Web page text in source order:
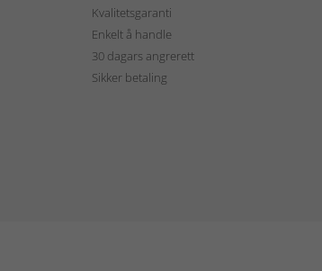
Kvalitetsgaranti
Enkelt å handle
30 dagars angrerett
Sikker betaling